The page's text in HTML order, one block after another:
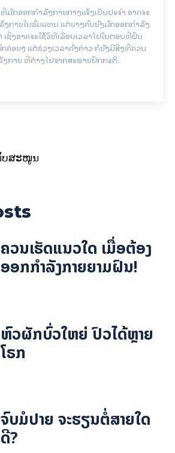
ກອອກກຳລັງກາຍກາງແຈ້ງເປັນປະຈຳ ອາດຈະ
ງກາຍໃນຮົ່ມແທນ ແຕ່ບາງຄົນຍັງມັກອອກກຳລັງ
ຊິ່ງອາດຈະໃຊ້ວິທີເລື່ອນເວລາໄປໃນຕອນທີ່ຝົນ
ຄ່ອຍໆ ແຕ່ຊ່ວງເວລາດັ່ງກ່າວ ກໍຍັງມີສິ່ງທີ່ຄວນ
ກາຍ ທີ່ຕ່າງໄປຈາກສະພາບປົກກະຕິ.
ບສະໜູນ
ຄວນເຮັດແນວໃດ ເມື່ອຕ້ອງ
ອອກກຳລັງກາຍຍາມຝົນ!
ຫົວຜັກບົ່ວໃຫຍ່ ປົວໄດ້ຫຼາຍ
ໂຣກ
ຈົບມໍປາຍ ຈະຮຽນຕໍ່ສາຍໃດ
ດີ?